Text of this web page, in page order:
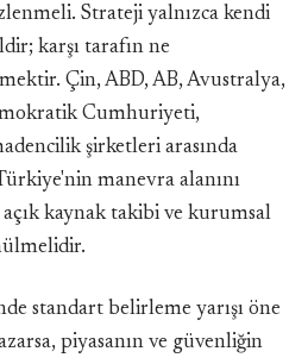
Strateji yalnızca kendi
karşı tarafın ne
Çin, ABD, AB, Avustralya,
Cumhuriyeti,
şirketleri arasında
manevra alanını
kaynak takibi ve kurumsal
standart belirleme yarışı öne
piyasanın ve güvenliğin